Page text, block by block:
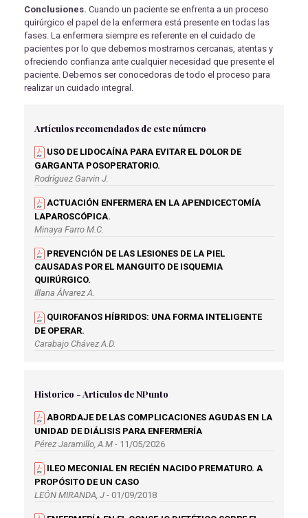
Conclusiones. Cuando un paciente se enfrenta a un proceso
quirúrgico el papel de la enfermera está presente en todas las
fases. La enfermera siempre es referente en el cuidado de
pacientes por lo que debemos mostrarnos cercanas, atentas y
ofreciendo confianza ante cualquier necesidad que presente el
paciente. Debemos ser conocedoras de todo el proceso para
realizar un cuidado integral.
Artículos recomendados de este número
USO DE LIDOCAÍNA PARA EVITAR EL DOLOR DE
GARGANTA POSOPERATORIO.
Rodríguez Garvin J.
ACTUACIÓN ENFERMERA EN LA APENDICECTOMÍA
LAPAROSCÓPICA.
Minaya Farro M.C.
PREVENCIÓN DE LAS LESIONES DE LA PIEL
CAUSADAS POR EL MANGUITO DE ISQUEMIA
QUIRÚRGICO.
Illana Álvarez A.
QUIROFANOS HÍBRIDOS: UNA FORMA INTELIGENTE
DE OPERAR.
Carabajo Chávez A.D.
Fernández Rodríguez A.
RECOMENDACIONES Y ABORDAJE DE ENFERMERÍA A
PACIENTES MASTECTOMIZADAS.
Álvarez Torres E.M.
VALORACIÓN Y MANEJO DEL DOLOR
POSOPERATORIO.
Morales Gómez A.M.
Historico - Articulos de NPunto
ABORDAJE DE LAS COMPLICACIONES AGUDAS EN LA
UNIDAD DE DIÁLISIS PARA ENFERMERÍA
Pérez Jaramillo, A.M - 11/05/2026
ILEO MECONIAL EN RECIÉN NACIDO PREMATURO. A
PROPÓSITO DE UN CASO
LEÓN MIRANDA, J - 01/09/2018